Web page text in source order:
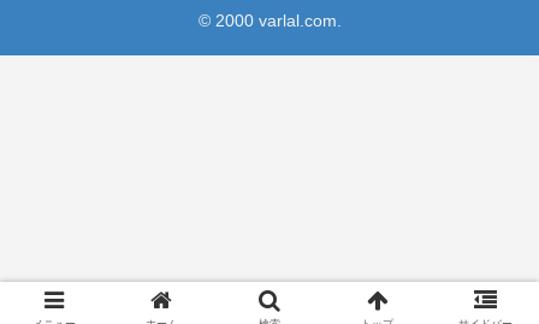
© 2000 varlal.com.